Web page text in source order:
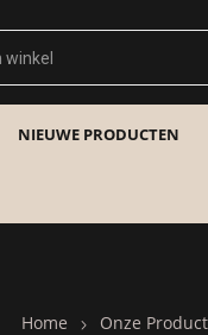
NIEUWE PRODUCTEN
Home Onze